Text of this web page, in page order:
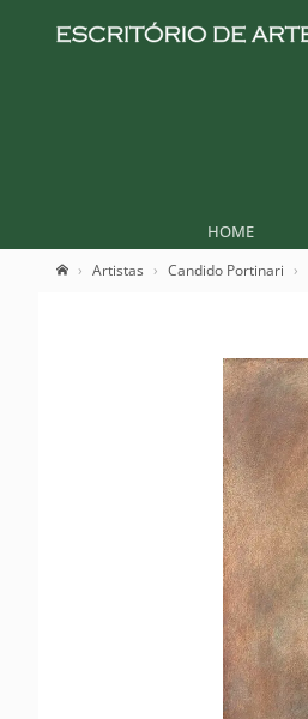
HOME
Artistas Candido Portinari